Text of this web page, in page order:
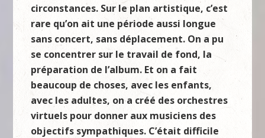
circonstances. Sur le plan artistique, c’est
rare qu’on ait une période aussi longue
sans concert, sans déplacement. On a pu
se concentrer sur le travail de fond, la
préparation de l’album. Et on a fait
beaucoup de choses, avec les enfants,
avec les adultes, on a créé des orchestres
virtuels pour donner aux musiciens des
objectifs sympathiques. C’était difficile